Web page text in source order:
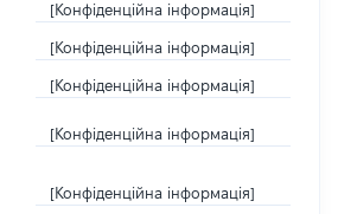
[Конфіденційна інформація]
[Конфіденційна інформація]
[Конфіденційна інформація]
[Конфіденційна інформація]
[Конфіденційна інформація]